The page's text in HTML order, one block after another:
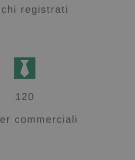
registrati
120
commerciali